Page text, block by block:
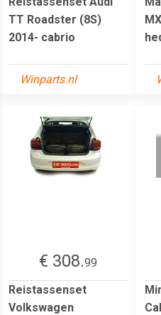
TT Roadster (8S)
2014- cabrio
Winparts.nl
€ 308.99
Reistassenset
Volkswagen